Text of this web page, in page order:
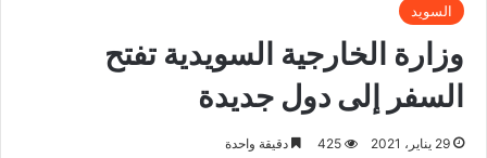
السويد
وزارة الخارجية السويدية تفتح
السفر إلى دول جديدة
29 يناير، 2021 425 دقيقة واحدة